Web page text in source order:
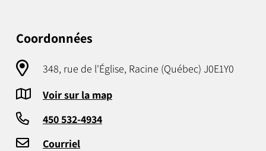
Coordonnées
348, rue de l'Église, Racine (Québec) J0E1Y0
Voir sur la map
450 532-4934
Courriel